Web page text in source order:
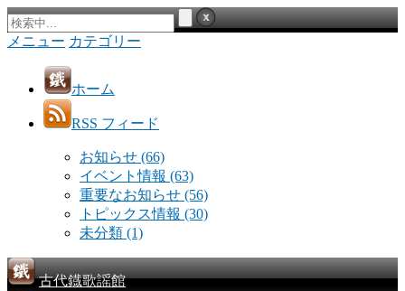
メニュー カテゴリー
ホーム
RSS フィード
お知らせ (66)
イベント情報 (63)
重要なお知らせ (56)
トピックス情報 (30)
未分類 (1)
古代鐡歌謡館